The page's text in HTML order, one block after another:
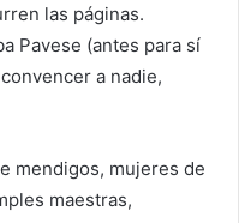
las páginas.
Pavese (antes para sí
a nadie,
mendigos, mujeres de
maestras,